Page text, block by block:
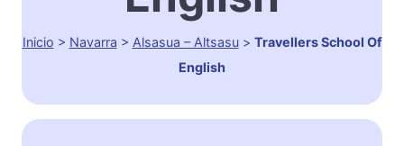
Inicio > Navarra > Alsasua – Altsasu> Travellers School Of
English